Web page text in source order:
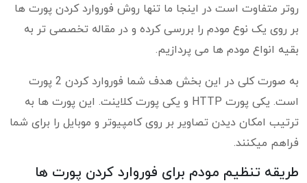
روتر متفاوت است در اینجا ما تنها روش فوروارد کردن پورت ها
بر روی یک نوع مودم را بررسی کرده و در مقاله تخصصی تر به
بقیه انواع مودم ها می پردازیم.
به صورت کلی در این بخش هدف شما فوروارد کردن 2 پورت
است. یکی پورت HTTP و یکی پورت کلاینت. این پورت ها به
ترتیب امکان دیدن تصاویر بر روی کامپیوتر و موبایل را برای شما
فراهم میکنند.
طریقه تنظیم مودم برای فوروارد کردن پورت ها